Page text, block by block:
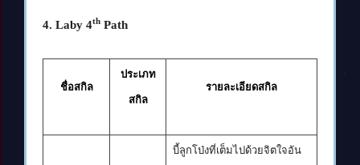
4. Laby 4th Path
ชื่อสกิล
ประเภท
สกิล
รายละเอียดสกิล
บี้ลูกโป่งที่เต็มไปด้วยจิตใจอัน